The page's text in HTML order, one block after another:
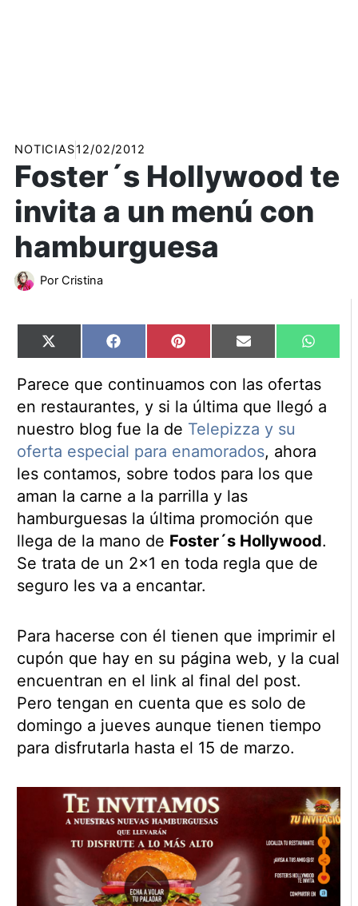
NOTICIAS12/02/2012
Foster´s Hollywood te
invita a un menú con
hamburguesa
Por Cristina
Compartir
en
X
(Twitter)
Compartir
en
Facebook Compartir
en
Pinterest Compartir
en
Email
en
Parece que continuamos con las ofertas
en restaurantes, y si la última que llegó a
nuestro blog fue la de Telepizza y su
oferta especial para enamorados, ahora
les contamos, sobre todos para los que
aman la carne a la parrilla y las
hamburguesas la última promoción que
llega de la mano de Foster´s Hollywood.
Se trata de un 2×1 en toda regla que de
seguro les va a encantar.
Para hacerse con él tienen que imprimir el
cupón que hay en su página web, y la cual
encuentran en el link al final del post.
Pero tengan en cuenta que es solo de
domingo a jueves aunque tienen tiempo
para disfrutarla hasta el 15 de marzo.